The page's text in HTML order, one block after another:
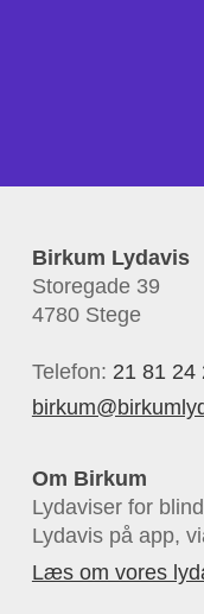
Birkum Lydavis
Storegade 39
4780 Stege
Telefon: 21 81 24
Om Birkum
Lydaviser for
Lydavis på app,
Læs om vores